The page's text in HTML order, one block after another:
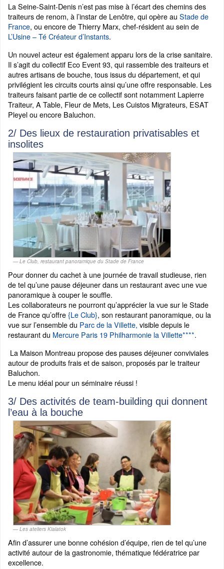
La Seine-Saint-Denis n’est pas mise à l’écart des chemins des
traiteurs de renom, à l’instar de Lenôtre, qui opère au Stade de
France, ou encore de Thierry Marx, chef-résident au sein de
L’Usine – Té Créateur d’Instants.
Un nouvel acteur est également apparu lors de la crise sanitaire.
Il s’agit du collectif Eco Event 93, qui rassemble des traiteurs et
autres artisans de bouche, tous issus du département, et qui
privilégient les circuits courts ainsi qu’une offre responsable. Les
traiteurs faisant partie de ce collectif sont notamment Lapierre
Traiteur, A Table, Fleur de Mets, Les Cuistos Migrateurs, ESAT
Pleyel ou encore Baluchon.
2/ Des lieux de restauration privatisables et
insolites
Le Club, restaurant panoramique du Stade de France
Pour donner du cachet à une journée de travail studieuse, rien
de tel qu’une pause déjeuner dans un restaurant avec une vue
panoramique à couper le souffle.
Les collaborateurs ne pourront qu’apprécier la vue sur le Stade
de France qu’offre{Le Club}, son restaurant panoramique, ou la
vue sur l’ensemble du Parc de la Villette, visible depuis le
restaurant du Mercure Paris 19 Philharmonie la Villette****.
La Maison Montreau propose des pauses déjeuner conviviales
autour de produits frais et de saison, proposés par le traiteur
Baluchon.
Le menu idéal pour un séminaire réussi !
3/ Des activités de team-building qui donnent
l’eau à la bouche
Les ateliers Kialatok
Afin d’assurer une bonne cohésion d’équipe, rien de tel qu’une
activité autour de la gastronomie, thématique fédératrice par
excellence.